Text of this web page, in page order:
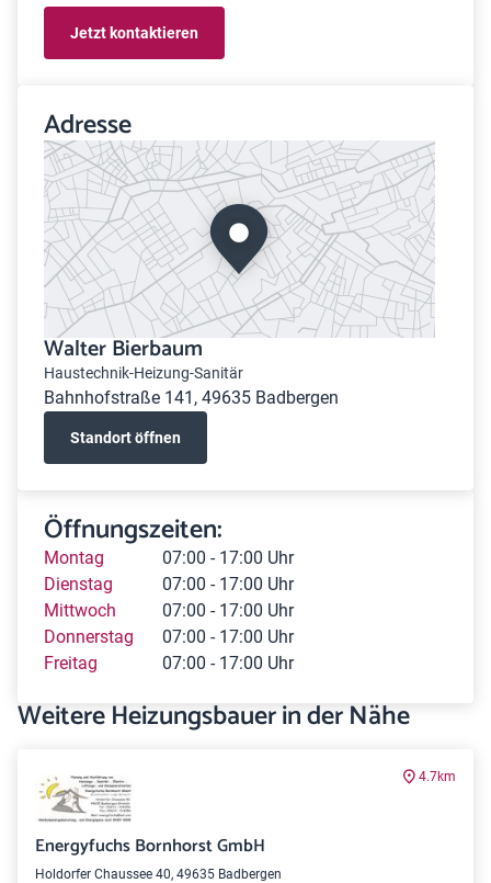
Jetzt kontaktieren
Adresse
Walter Bierbaum
Haustechnik-Heizung-Sanitär
Bahnhofstraße 141, 49635 Badbergen
Standort öffnen
Öffnungszeiten:
Montag
07:00 - 17:00 Uhr
Dienstag
07:00 - 17:00 Uhr
Mittwoch
07:00 - 17:00 Uhr
Donnerstag
07:00 - 17:00 Uhr
Freitag
07:00 - 17:00 Uhr
Weitere Heizungsbauer in der Nähe
4.7km
Energyfuchs Bornhorst GmbH
Holdorfer Chaussee 40, 49635 Badbergen